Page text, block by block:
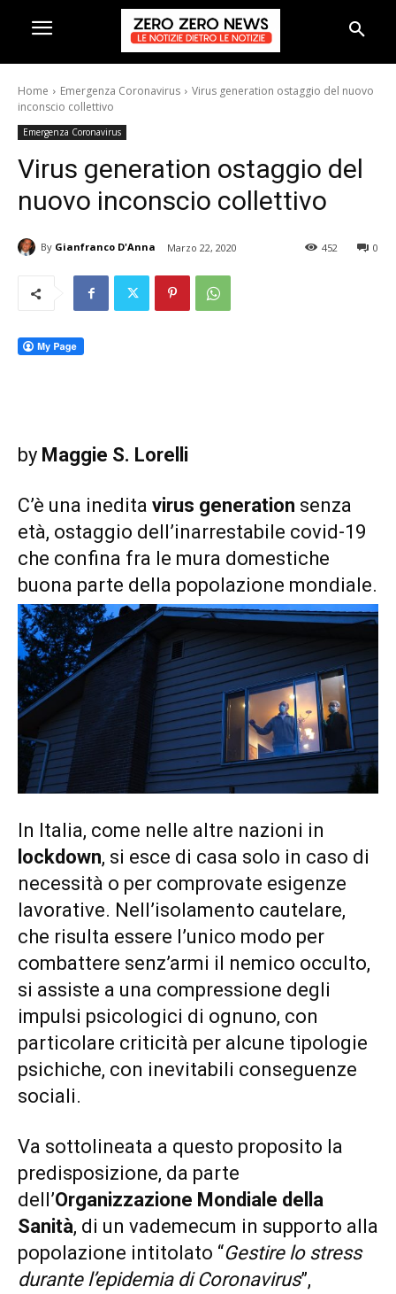
Home Emergenza Coronavirus
Virus generation ostaggio del nuovo
inconscio collettivo
Emergenza Coronavirus
Virus generation ostaggio del
nuovo inconscio collettivo
By Gianfranco D'Anna Marzo 22, 2020 0
452
by Maggie S. Lorelli
C’è una inedita virus generation senza
età, ostaggio dell’inarrestabile covid-19
che confina fra le mura domestiche
buona parte della popolazione mondiale.
In Italia, come nelle altre nazioni in
lockdown, si esce di casa solo in caso di
necessità o per comprovate esigenze
lavorative. Nell’isolamento cautelare,
che risulta essere l’unico modo per
combattere senz’armi il nemico occulto,
si assiste a una compressione degli
impulsi psicologici di ognuno, con
particolare criticità per alcune tipologie
psichiche, con inevitabili conseguenze
sociali.
Va sottolineata a questo proposito la
predisposizione, da parte
dell’Organizzazione Mondiale della
Sanità, di un vademecum in supporto alla
popolazione intitolato “Gestire lo stress
durante l’epidemia di Coronavirus”,